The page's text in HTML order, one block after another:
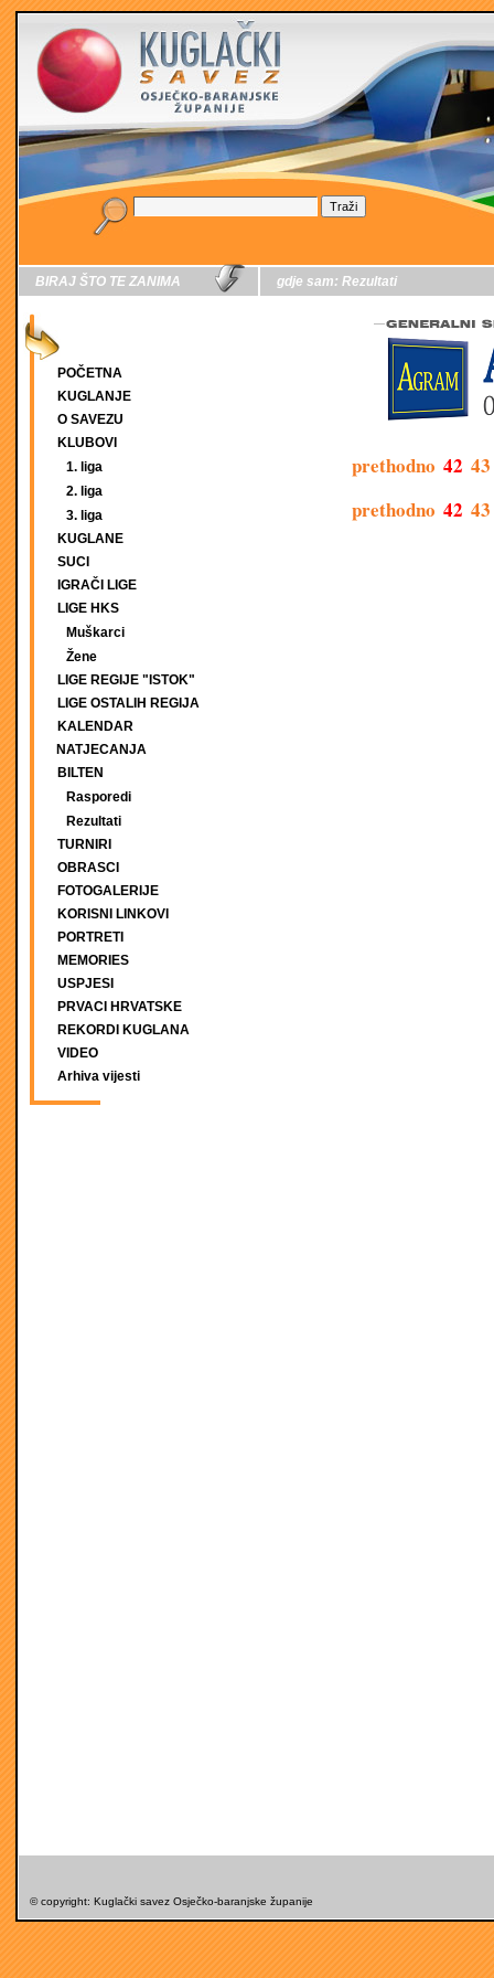
BIRAJ ŠTO TE ZANIMA
POČETNA
KUGLANJE
O SAVEZU
KLUBOVI
1. liga
2. liga
3. liga
KUGLANE
SUCI
IGRAČI LIGE
LIGE HKS
Muškarci
Žene
LIGE REGIJE "ISTOK"
LIGE OSTALIH REGIJA
KALENDAR
NATJECANJA
BILTEN
Rasporedi
Rezultati
TURNIRI
OBRASCI
FOTOGALERIJE
KORISNI LINKOVI
PORTRETI
MEMORIES
USPJESI
PRVACI HRVATSKE
REKORDI KUGLANA
VIDEO
Arhiva vijesti
gdje sam: Rezultati
prethodno 42 43
prethodno 42 43
© copyright: Kuglački savez Osječko-baranjske županije